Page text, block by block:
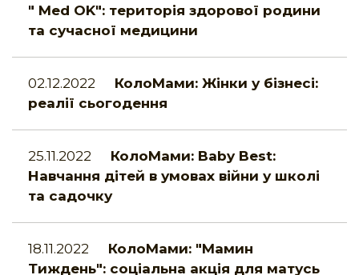
" Med OK": територія здорової родини
та сучасної медицини
02.12.2022
КолоМами: Жінки у бізнесі:
реалії сьогодення
25.11.2022
КолоМами: Baby Best:
Навчання дітей в умовах війни у школі
та садочку
18.11.2022
КолоМами: "Мамин
Тиждень": соціальна акція для матусь